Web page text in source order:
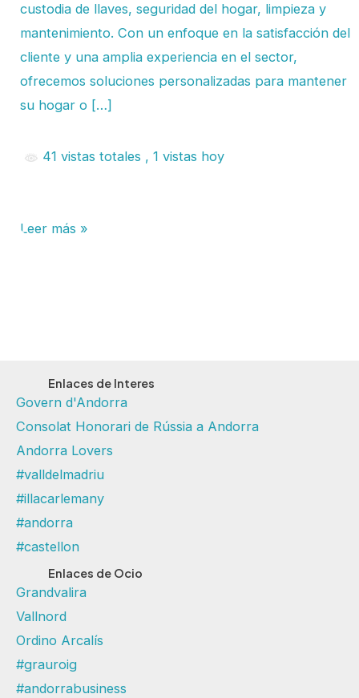
custodia de llaves, seguridad del hogar, limpieza y
mantenimiento. Con un enfoque en la satisfacción del
cliente y una amplia experiencia en el sector,
ofrecemos soluciones personalizadas para mantener
su hogar o […]
41 vistas totales , 1 vistas hoy
Leer más »
Enlaces de Interes
Govern d'Andorra
Consolat Honorari de Rússia a Andorra
Andorra Lovers
#valldelmadriu
#illacarlemany
#andorra
#castellon
Enlaces de Ocio
Grandvalira
Vallnord
Ordino Arcalís
#grauroig
#andorrabusiness